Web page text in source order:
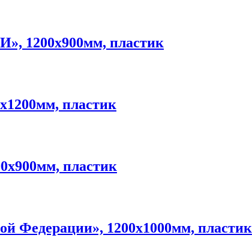
1200х900мм, пластик
пластик
пластик
Федерации», 1200х1000мм, пластик